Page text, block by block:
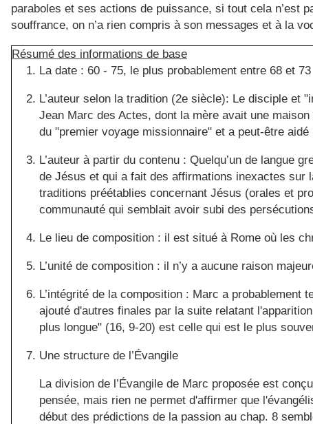
paraboles et ses actions de puissance, si tout cela n’est
souffrance, on n’a rien compris à son messages et à la
Résumé des informations de base
La date : 60 - 75, le plus probablement entre 68 et 73
L’auteur selon la tradition (2e siècle): Le disciple et
Jean Marc des Actes, dont la mère avait une
du "premier voyage missionnaire" et a peut-être
L’auteur à partir du contenu : Quelqu’un de langue
de Jésus et qui a fait des affirmations inexactes sur
traditions préétablies concernant Jésus (orales et
communauté qui semblait avoir subi des
Le lieu de composition : il est situé à Rome où les
L’unité de composition : il n’y a aucune raison
L’intégrité de la composition : Marc a probablement
ajouté d'autres finales par la suite relatant
plus longue" (16, 9-20) est celle qui est le plus
Une structure de l’Évangile
La division de l’Évangile de Marc proposée est
pensée, mais rien ne permet d'affirmer que
début des prédictions de la passion au chap. 8